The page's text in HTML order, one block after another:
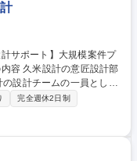
設計チームの一員として
ーのような単純な作図補
仕事がしたい」「大型案
両立したい」「有名建築を
計がしたい」等様々な理
完全週休2日制